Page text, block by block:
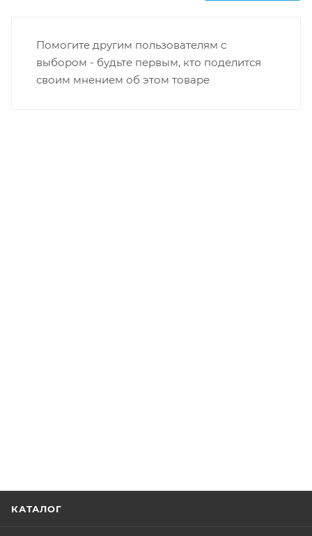
Помогите другим пользователям с
выбором - будьте первым, кто поделится
своим мнением об этом товаре
КАТАЛОГ